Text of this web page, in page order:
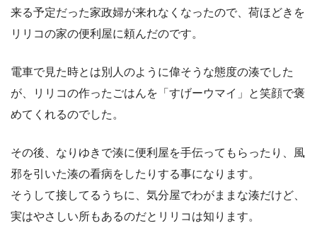
来る予定だった家政婦が来れなくなったので、荷ほどきを
リリコの家の便利屋に頼んだのです。
電車で見た時とは別人のように偉そうな態度の湊でした
が、リリコの作ったごはんを「すげーウマイ」と笑顔で褒
めてくれるのでした。
その後、なりゆきで湊に便利屋を手伝ってもらったり、風
邪を引いた湊の看病をしたりする事になります。
そうして接してるうちに、気分屋でわがままな湊だけど、
実はやさしい所もあるのだとリリコは知ります。